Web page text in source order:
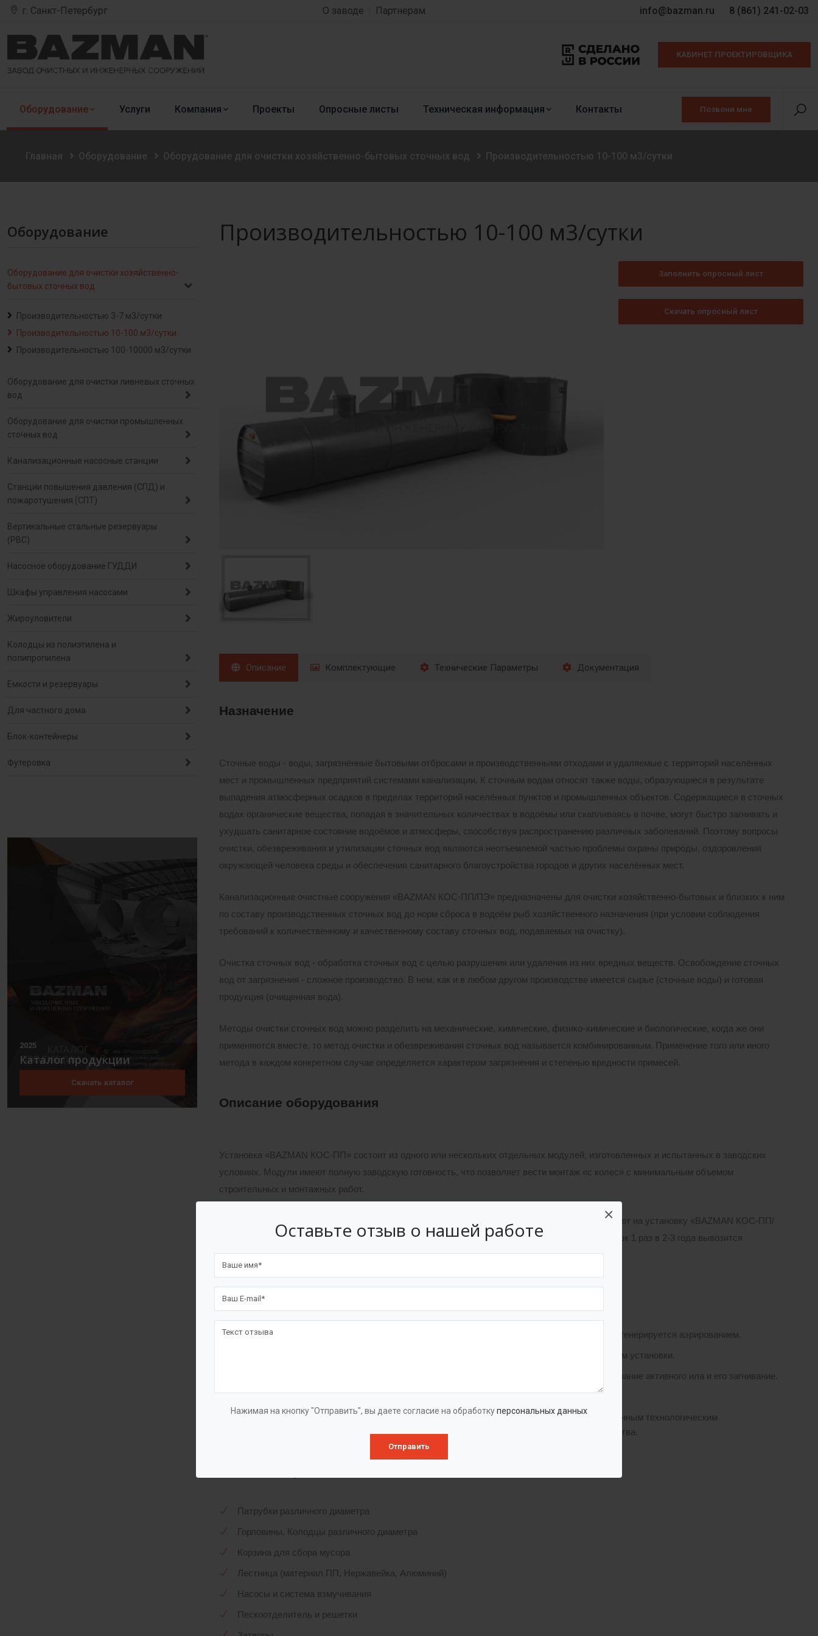
Оставьте отзыв о нашей работе
Нажимая на кнопку "Отправить", вы даете согласие на обработкуперсональных данных
Отправить
×
г. Санкт-Петербург О заводе Партнерам info@bazman.ru 8 (861) 241-02-03
КАБИНЕТ ПРОЕКТИРОВЩИКА
Оборудование Услуги Компания Проекты Опросные листы Техническая информация Контакты Позвони мне
Главная Оборудование Оборудование для очистки хозяйственно-бытовых сточных вод Производительностью 10-100 м3/сутки
Оборудование
Оборудование для очистки хозяйственно-
бытовых сточных вод
Производительностью 3-7 м3/сутки
Производительностью 10-100 м3/сутки
Производительностью 100-10000 м3/сутки
Оборудование для очистки ливневых сточных
вод
Оборудование для очистки промышленных
сточных вод
Канализационные насосные станции
Станции повышения давления (СПД) и
пожаротушения (СПТ)
Вертикальные стальные резервуары
(РВС)
Насосное оборудование ГУДДИ
Шкафы управления насосами
Жироуловители
Колодцы из полиэтилена и
полипропилена
Емкости и резервуары
Для частного дома
Блок-контейнеры
Футеровка
2025
Каталог продукции
Скачать каталог
Производительностью 10-100 м3/сутки
Заполнить опросный лист
Скачать опросный лист
Описание Комплектующие Технические Параметры Документация
Назначение
Сточные воды - воды, загрязнённые бытовыми отбросами и производственными отходами и удаляемые с территорий населённых
мест и промышленных предприятий системами канализации. К сточным водам относят также воды, образующиеся в результате
выпадения атмосферных осадков в пределах территорий населённых пунктов и промышленных объектов. Содержащиеся в сточных
водах органические вещества, попадая в значительных количествах в водоёмы или скапливаясь в почве, могут быстро загнивать и
ухудшать санитарное состояние водоёмов и атмосферы, способствуя распространению различных заболеваний. Поэтому вопросы
очистки, обезвреживания и утилизации сточных вод являются неотъемлемой частью проблемы охраны природы, оздоровления
окружающей человека среды и обеспечения санитарного благоустройства городов и других населённых мест.
Канализационные очистные сооружения «BAZMAN КОС-ПП/ПЭ» предназначены для очистки хозяйственно-бытовых и близких к ним
по составу производственных сточных вод до норм сброса в водоём рыб хозяйственного назначения (при условии соблюдения
требований к количественному и качественному составу сточных вод, подаваемых на очистку).
Очистка сточных вод - обработка сточных вод с целью разрушения или удаления из них вредных веществ. Освобождение сточных
вод от загрязнения - сложное производство. В нем, как и в любом другом производстве имеется сырье (сточные воды) и готовая
продукция (очищенная вода).
Методы очистки сточных вод можно разделить на механические, химические, физико-химические и биологические, когда же они
применяются вместе, то метод очистки и обезвреживания сточных вод называется комбинированным. Применение того или иного
метода в каждом конкретном случае определяется характером загрязнения и степенью вредности примесей.
Описание оборудования
Установка «BAZMAN КОС-ПП» состоит из одного или нескольких отдельных модулей, изготовленных и испытанных в заводских
условиях. Модули имеют полную заводскую готовность, что позволяет вести монтаж «с колес» с минимальным объемом
строительных и монтажных работ.
Сточные воды по самотечному коллектору или от канализационной насосной станции поступают на установку «BAZMAN КОС-ПП/
ПЭ» и после очистки сбрасываются по самотечному коллектору. Анаэробно сброженный осадок 1 раз в 2-3 года вывозится
спецтранспортом в места согласованные с органами экологического контроля.
Установка «BAZMAN КОС-ПП» имеет следующие технологические особенности:
Загрузка денитрификатора и аэротенка легкодоступна для визуального осмотра и легко регенерируется аэрированием.
Совмещение аэротенка и илоотделителя в одном блоке позволяет уменьшить общий объем установки.
Конструктивные особенности тонкослойного илоотделителя позволяют исключить скапливание активного ила и его загнивание.
Установка поставляется в виде одного или нескольких отдельных модулей со смонтированным технологическим
оборудованием, что позволяет в короткий срок произвести их монтаж на месте строительства.
Патрубки различного диаметра
Горловины, Колодцы различного диаметра
Корзина для сбора мусора
Лестница (материал ПП, Нержавейка, Алюминий)
Насосы и система взмучивания
Пескоотделитель и решетки